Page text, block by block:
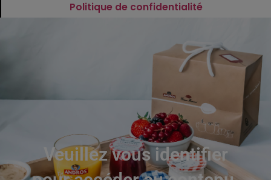
Politique de confidentialité
Veuillez vous identifier